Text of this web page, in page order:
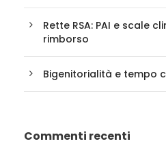
Rette RSA: PAI e scale
rimborso
Bigenitorialità e tempo
Commenti recenti